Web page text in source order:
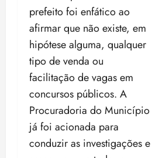
prefeito foi enfático ao
afirmar que não existe, em
hipótese alguma, qualquer
tipo de venda ou
facilitação de vagas em
concursos públicos. A
Procuradoria do Município
já foi acionada para
conduzir as investigações e